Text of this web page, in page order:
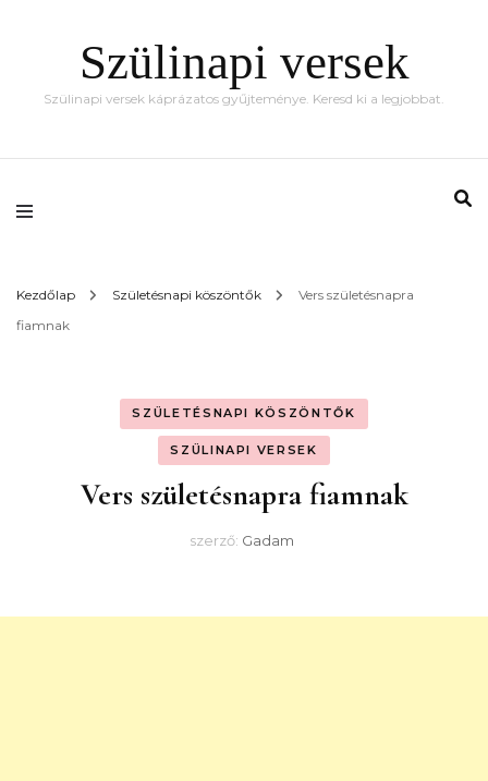
Szülinapi versek
Szülinapi versek káprázatos gyűjteménye. Keresd ki a legjobbat.
Kezdőlap Születésnapi köszöntők
Vers születésnapra
fiamnak
SZÜLETÉSNAPI KÖSZÖNTŐK
SZÜLINAPI VERSEK
Vers születésnapra fiamnak
szerző: Gadam